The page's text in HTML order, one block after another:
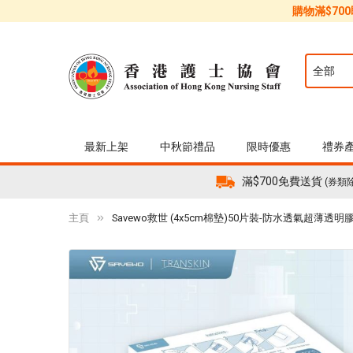
購物滿
最新上架 中秋節禮品 限時優惠 禮券
滿$700免費送貨 (券類
主頁 Savewo救世 (4x5cm棉墊)50片裝-防水透氣超薄透明